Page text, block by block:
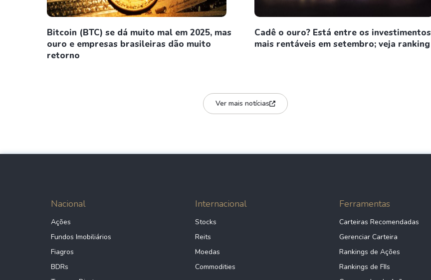
Bitcoin (BTC) se dá muito mal em 2025, mas
ouro e empresas brasileiras dão muito
retorno
Cadê o ouro? Está entre os investimentos
mais rentáveis em setembro; veja ranking
Ver mais notícias
Nacional
Ações
Fundos Imobiliários
Fiagros
BDRs
Internacional
Stocks
Reits
Moedas
Commodities
Ferramentas
Carteiras Recomendadas
Gerenciar Carteira
Rankings de Ações
Rankings de FIIs